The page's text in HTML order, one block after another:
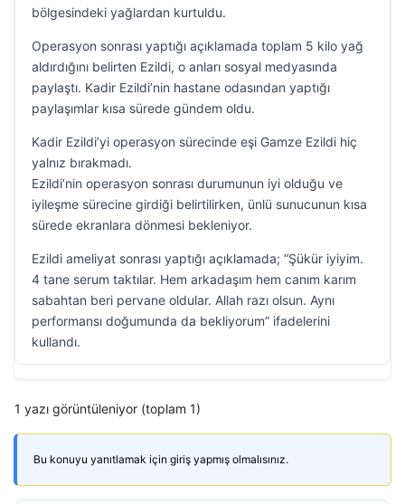
bölgesindeki yağlardan kurtuldu.
Operasyon sonrası yaptığı açıklamada toplam 5 kilo yağ
aldırdığını belirten Ezildi, o anları sosyal medyasında
paylaştı. Kadir Ezildi’nin hastane odasından yaptığı
paylaşımlar kısa sürede gündem oldu.
Kadir Ezildi’yi operasyon sürecinde eşi Gamze Ezildi hiç
yalnız bırakmadı.
Ezildi’nin operasyon sonrası durumunun iyi olduğu ve
iyileşme sürecine girdiği belirtilirken, ünlü sunucunun kısa
sürede ekranlara dönmesi bekleniyor.
Ezildi ameliyat sonrası yaptığı açıklamada; “Şükür iyiyim.
4 tane serum taktılar. Hem arkadaşım hem canım karım
sabahtan beri pervane oldular. Allah razı olsun. Aynı
performansı doğumunda da bekliyorum” ifadelerini
kullandı.
1 yazı görüntüleniyor (toplam 1)
Bu konuyu yanıtlamak için giriş yapmış olmalısınız.